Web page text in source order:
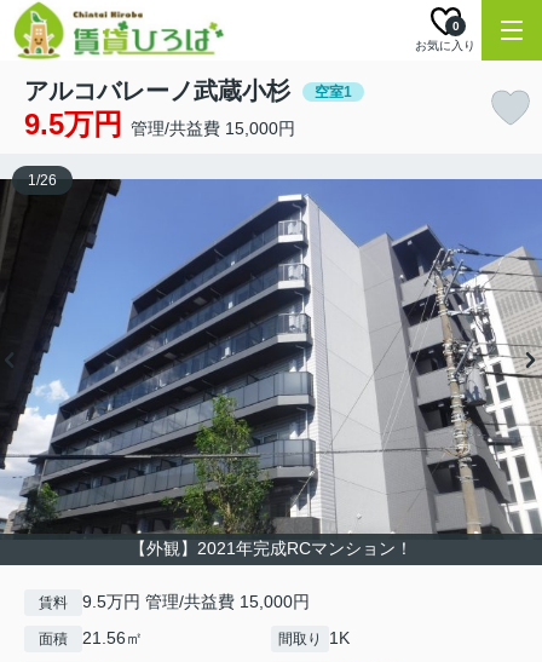
お気に入り
0
アルコバレーノ武蔵小杉 空室1
9.5万円 管理/共益費 15,000円
【外観】2021年完成RCマンション！
1/26
賃料 9.5万円 管理/共益費 15,000円
面積 21.56㎡ 間取り 1K